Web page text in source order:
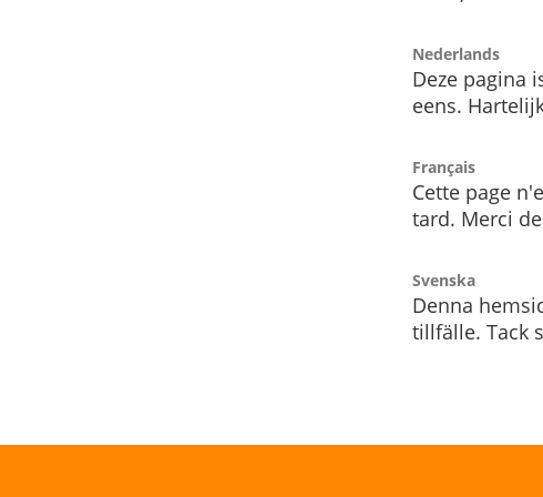
Nederlands
Deze pagina
eens.
Français
Cette page
tard. Merci
Svenska
Denna
tillfälle. Tack